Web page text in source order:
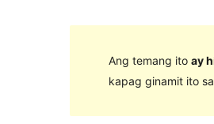
Ang temang ito ay
kapag ginamit ito